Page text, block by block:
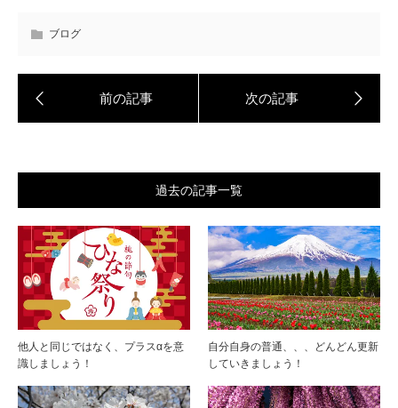
ブログ
過去の記事一覧
他人と同じではなく、プラスαを意
識しましょう！
自分自身の普通、、、どんどん更新
していきましょう！